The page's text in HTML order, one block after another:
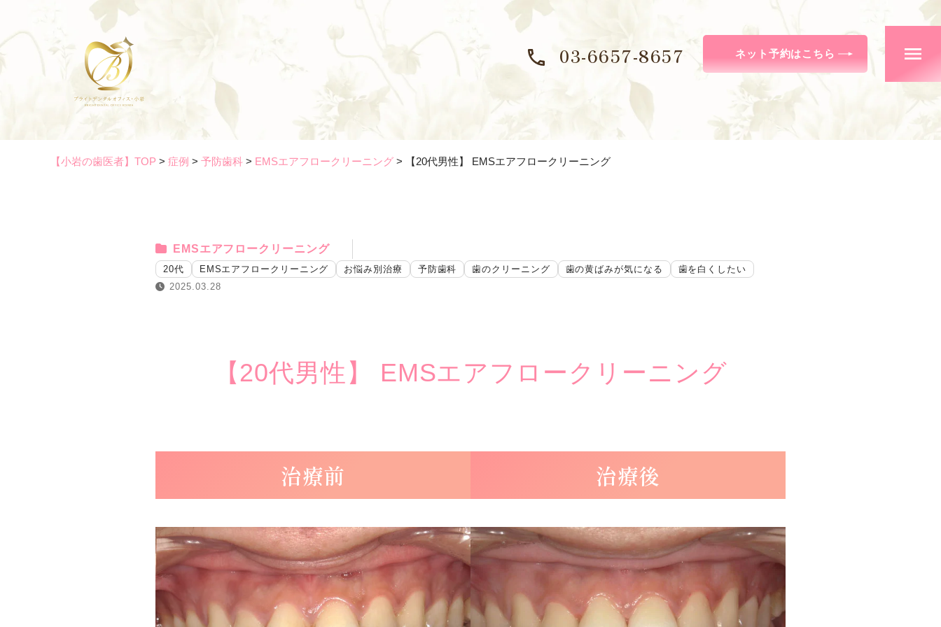
03-6657-8657 ネット予約はこちら
【小岩の歯医者】TOP > 症例 > 予防歯科 > EMSエアフロークリーニング > 【20代男性】 EMSエアフロークリーニング
EMSエアフロークリーニング
20代 EMSエアフロークリーニング お悩み別治療 予防歯科 歯のクリーニング 歯の黄ばみが気になる
歯を白くしたい
2025.03.28
【20代男性】 EMSエアフロークリーニング
治療前 治療後